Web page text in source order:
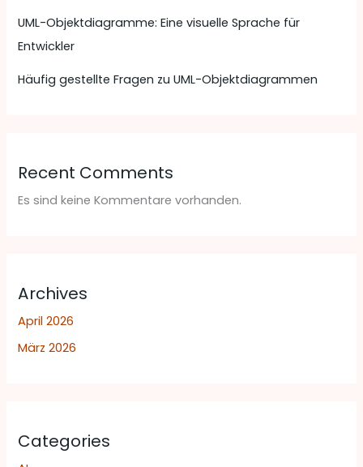
UML-Objektdiagramme: Eine visuelle Sprache für
Entwickler
Häufig gestellte Fragen zu UML-Objektdiagrammen
Recent Comments
Es sind keine Kommentare vorhanden.
Archives
April 2026
März 2026
Categories